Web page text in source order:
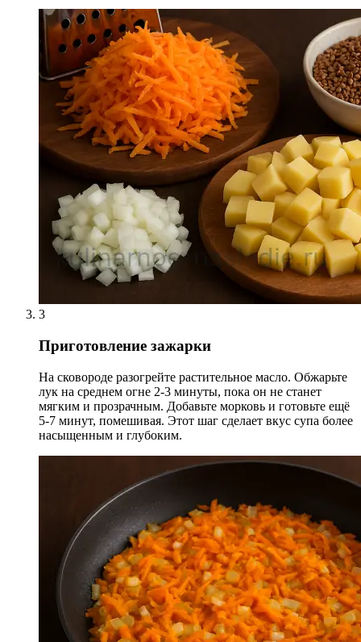
3
Приготовление зажарки
На сковороде разогрейте растительное масло. Обжарьте
лук на среднем огне 2-3 минуты, пока он не станет
мягким и прозрачным. Добавьте морковь и готовьте ещё
5-7 минут, помешивая. Этот шаг сделает вкус супа более
насыщенным и глубоким.